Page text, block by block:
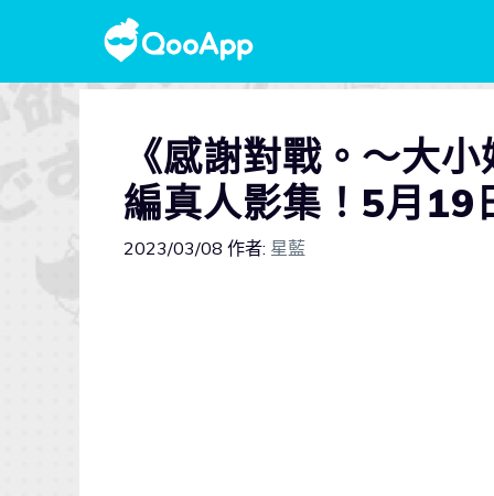
《感謝對戰。～大
編真人影集！5月
2023/03/08 作者: 星藍